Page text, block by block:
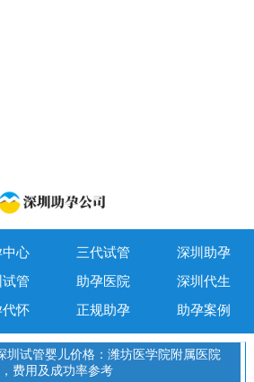
中心 三代试管
深圳助孕
管 助孕医院
深圳代生
代怀 正规助孕 助孕案例
圳试管婴儿价格：潍坊医学院附属医院
费用及成功率参考